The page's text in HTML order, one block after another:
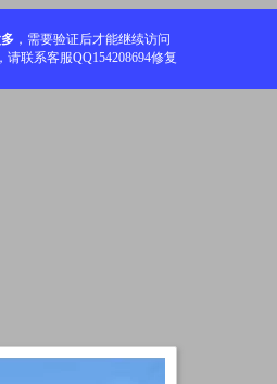
，需要验证后才能继续访问
联系客服QQ154208694修复